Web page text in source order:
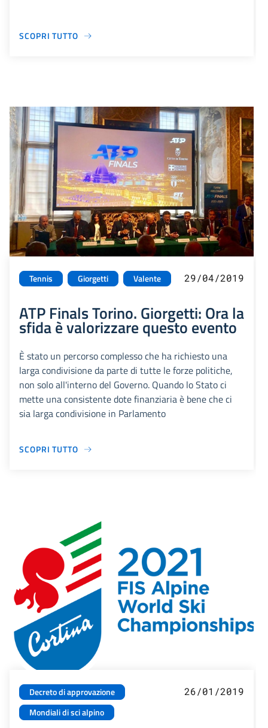
SCOPRI TUTTO
Tennis Giorgetti Valente 29/04/2019
ATP Finals Torino. Giorgetti: Ora la
sfida è valorizzare questo evento
È stato un percorso complesso che ha richiesto una
larga condivisione da parte di tutte le forze politiche,
non solo all'interno del Governo. Quando lo Stato ci
mette una consistente dote finanziaria è bene che ci
sia larga condivisione in Parlamento
SCOPRI TUTTO
Decreto di approvazione
Mondiali di sci alpino
26/01/2019